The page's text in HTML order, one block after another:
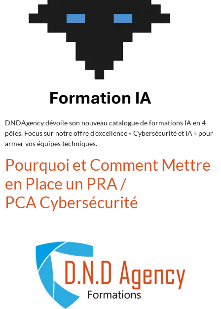
DNDAgency dévoile son nouveau catalogue de formations IA en 4
pôles. Focus sur notre offre d’excellence « Cybersécurité et IA » pour
armer vos équipes techniques.
Pourquoi et Comment Mettre
en Place un PRA /
PCA Cybersécurité